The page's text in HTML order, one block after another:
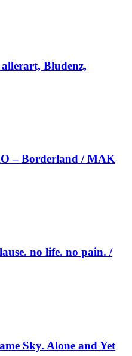
Bludenz,
– Borderland / MAK
no life. no pain. /
Sky. Alone and Yet